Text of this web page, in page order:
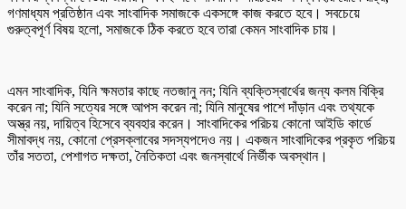
গণমাধ্যম প্রতিষ্ঠান এবং সাংবাদিক সমাজকে একসঙ্গে কাজ করতে হবে। সবচেয়ে
গুরুত্বপূর্ণ বিষয় হলো, সমাজকে ঠিক করতে হবে তারা কেমন সাংবাদিক চায়।
এমন সাংবাদিক, যিনি ক্ষমতার কাছে নতজানু নন; যিনি ব্যক্তিস্বার্থের জন্য কলম বিক্রি
করেন না; যিনি সত্যের সঙ্গে আপস করেন না; যিনি মানুষের পাশে দাঁড়ান এবং তথ্যকে
অস্ত্র নয়, দায়িত্ব হিসেবে ব্যবহার করেন। সাংবাদিকের পরিচয় কোনো আইডি কার্ডে
সীমাবদ্ধ নয়, কোনো প্রেসক্লাবের সদস্যপদেও নয়। একজন সাংবাদিকের প্রকৃত পরিচয়
তাঁর সততা, পেশাগত দক্ষতা, নৈতিকতা এবং জনস্বার্থে নির্ভীক অবস্থান।